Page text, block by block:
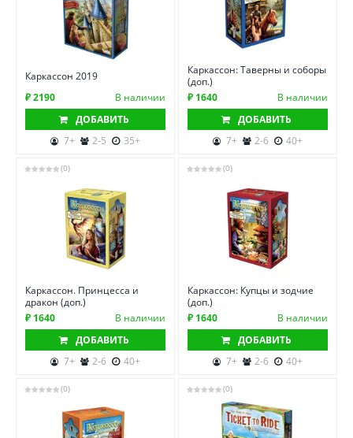
Каркассон 2019
₽ 2190
В наличии
ДОБАВИТЬ
7+
2-5 35+
Каркассон: Таверны и соборы
(доп.)
₽ 1640
В наличии
ДОБАВИТЬ
7+
2-6 40+
(0)
Каркассон. Принцесса и
дракон (доп.)
₽ 1640
В наличии
ДОБАВИТЬ
7+
2-6 40+
(0)
Каркассон: Купцы и зодчие
(доп.)
₽ 1640
В наличии
ДОБАВИТЬ
7+
2-6 40+
(0) (0)